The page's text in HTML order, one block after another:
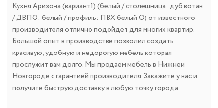
Кухня Аризона (вариант1) (белый / столешница: дуб вотан
/ ДВПО: белый / профиль: ПВХ белый О) от известного
производителя отлично подойдет для многих квартир.
Большой опыт в производстве позволил создать
красивую, удобную и недорогую мебель которая
прослужит вам долго. Мы продаем мебель в Нижнем
Новгороде с гарантией производителя. Закажите у нас и
получите быструю доставку в любую точку города.